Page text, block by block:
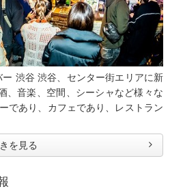
ー 渋谷 渋谷、センター街エリアに新
、音楽、空間、シーシャなど様々な
であり、カフェであり、レストラン
を見る